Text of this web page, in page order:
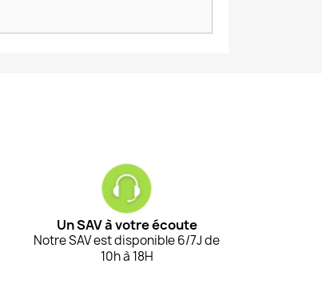
Un SAV à votre écoute
Notre SAV est disponible 6/7J de
10h à 18H